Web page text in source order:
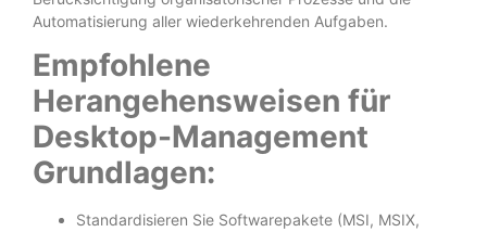
Automatisierung aller wiederkehrenden Aufgaben.
Empfohlene
Herangehensweisen für
Desktop-Management
Grundlagen:
Standardisieren Sie Softwarepakete (MSI, MSIX,